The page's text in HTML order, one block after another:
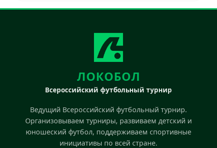
ЛОКОБОЛ
Всероссийский футбольный турнир
Ведущий Всероссийский футбольный турнир.
Организовываем турниры, развиваем детский и
юношеский футбол, поддерживаем спортивные
инициативы по всей стране.